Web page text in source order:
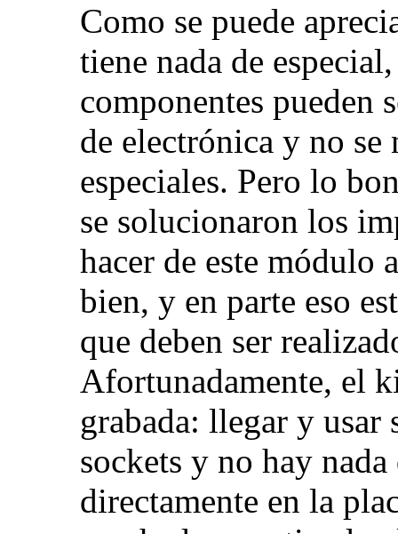
Como se puede
tiene nada de
componentes pueden
de electrónica y no se
especiales. Pero lo
se solucionaron los
hacer de este módulo
bien, y en parte eso
que deben ser
Afortunadamente, el
grabada: llegar y usar
sockets y no hay
directamente en la